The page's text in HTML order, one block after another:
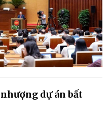
dự án bất